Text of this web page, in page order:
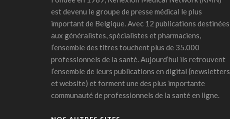
est devenu le groupe de presse médical le plus
important de Belgique. Avec 12 publications destinées
aux généralistes, spécialistes et pharmaciens,
l’ensemble des titres touchent plus de 35.000
professionnels de la santé. Aujourd’hui ils retrouvent
l’ensemble de leurs publications en digital (newsletters
et website) et forment une des plus importante
communauté de professionnels de la santé en ligne.